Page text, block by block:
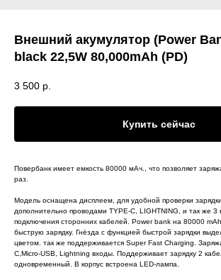
Внешний акумулятор (Power
black 22,5W 80,000mAh (PD)
3 500 р.
Купить сейчас
Повербанк имеет емкость 80000 мАч., что позволяет
раз.
Модель оснащена дисплеем, для удобной проверки
дополнительно проводами TYPE-C, LIGHTNING, и так же 3
подключения сторонних кабелей. Power bank на 80000
быструю зарядку. Гнёзда с функцией быстрой зарядки
цветом. так же поддерживается Super Fast Charging.
C,Micro-USB, Lightning входы. Поддерживает зарядку 2
одновременный. В корпус встроена LED-лампа.